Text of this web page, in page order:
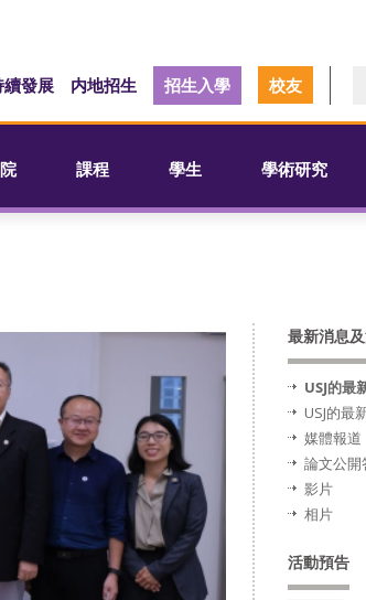
續發展 内地招生 招生入學 校友
課程 學生 學術研究
最新消息
USJ的最
USJ的最
媒體報道
論文公開
影片
相片
活動預告